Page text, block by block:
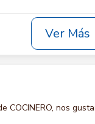
Ver Más
COCINERO, nos